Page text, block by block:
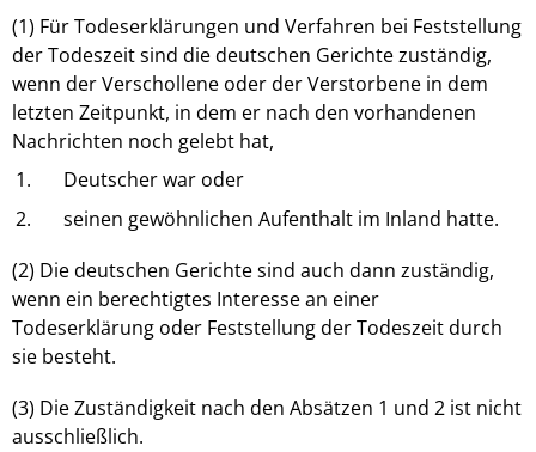
(1) Für Todeserklärungen und Verfahren bei Feststellung
der Todeszeit sind die deutschen Gerichte zuständig,
wenn der Verschollene oder der Verstorbene in dem
letzten Zeitpunkt, in dem er nach den vorhandenen
Nachrichten noch gelebt hat,
1.
Deutscher war oder
2.
seinen gewöhnlichen Aufenthalt im Inland hatte.
(2) Die deutschen Gerichte sind auch dann zuständig,
wenn ein berechtigtes Interesse an einer
Todeserklärung oder Feststellung der Todeszeit durch
sie besteht.
(3) Die Zuständigkeit nach den Absätzen 1 und 2 ist nicht
ausschließlich.